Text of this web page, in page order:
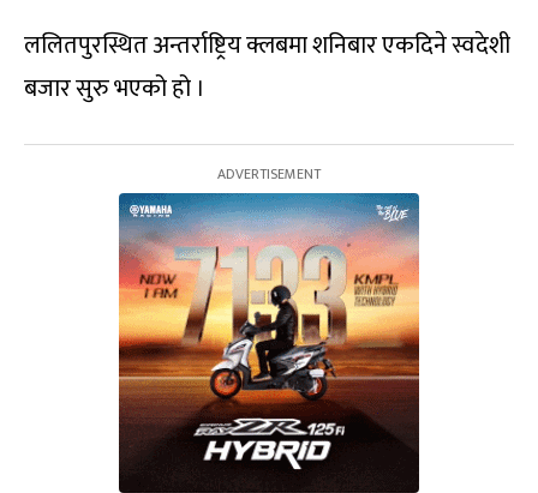
ललितपुरस्थित अन्तर्राष्ट्रिय क्लबमा शनिबार एकदिने स्वदेशी
बजार सुरु भएको हो ।